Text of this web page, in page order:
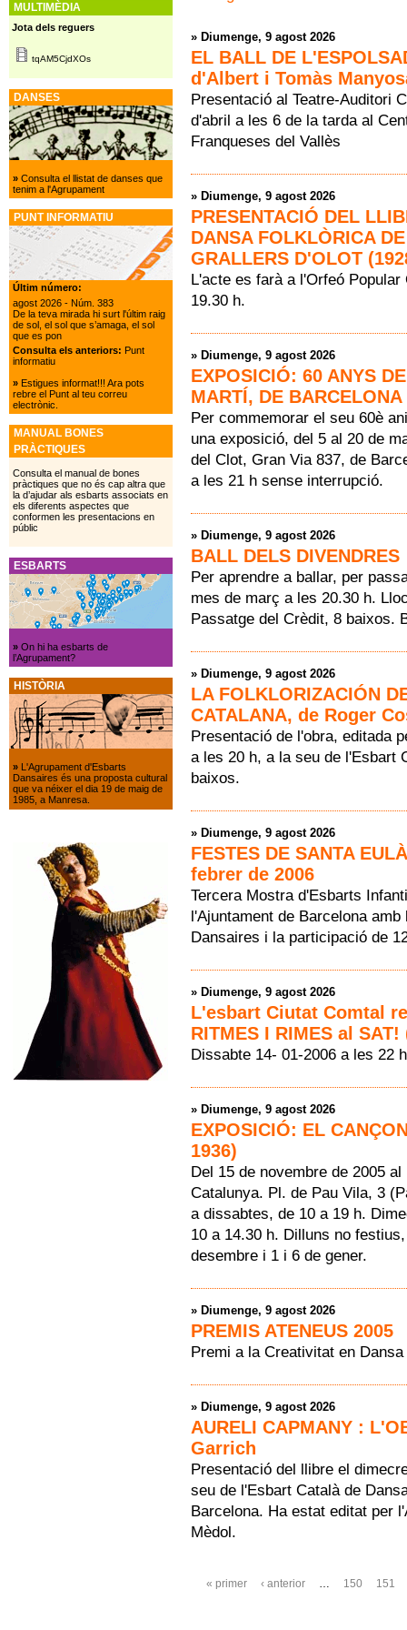
» Diumenge, 9 agost 2026
EL BALL DE
d'Albert i Tomàs
Presentació al Teatre-Auditori
d'abril a les 6 de la tarda al
Franqueses del Vallès
» Diumenge, 9 agost 2026
PRESENTACIÓ DEL
DANSA FOLKLÒRICA
GRALLERS D'OLOT
L'acte es farà a l'Orfeó
19.30 h.
» Diumenge, 9 agost 2026
EXPOSICIÓ: 60 ANYS
MARTÍ, DE BARCELONA
Per commemorar el seu 60è
una exposició, del 5 al 20 de
del Clot, Gran Via 837, de
a les 21 h sense interrupció.
» Diumenge, 9 agost 2026
BALL DELS DIVENDRES
Per aprendre a ballar, per
mes de març a les 20.30 h.
Passatge del Crèdit, 8 baixos.
» Diumenge, 9 agost 2026
LA FOLKLORIZACIÓN
CATALANA, de Roger
Presentació de l'obra, editada
a les 20 h, a la seu de l'Esbart
baixos.
» Diumenge, 9 agost 2026
FESTES DE SANTA
febrer de 2006
Tercera Mostra d'Esbarts
l'Ajuntament de Barcelona
Dansaires i la participació de
» Diumenge, 9 agost 2026
L'esbart Ciutat Comtal
RITMES I RIMES al
Dissabte 14- 01-2006 a les 22
» Diumenge, 9 agost 2026
EXPOSICIÓ: EL
1936)
Del 15 de novembre de 2005
Catalunya. Pl. de Pau Vila, 3
a dissabtes, de 10 a 19 h.
10 a 14.30 h. Dilluns no
desembre i 1 i 6 de gener.
» Diumenge, 9 agost 2026
PREMIS ATENEUS 2005
Premi a la Creativitat en
» Diumenge, 9 agost 2026
AURELI CAPMANY :
Garrich
Presentació del llibre el
seu de l'Esbart Català de
Barcelona. Ha estat editat per
Mèdol.
Pàgines
« primer ‹ anterior 150 151
MULTIMÈDIA
Jota dels reguers
tqAM5CjdXOs
DANSES
»Consulta el llistat de danses que
tenim a l'Agrupament
PUNT INFORMATIU
Últim número:
agost 2026 - Núm. 383
De la teva mirada hi surt l'últim raig
de sol, el sol que s’amaga, el sol
que es pon
Consulta els anteriors: Punt
informatiu
»Estigues informat!!! Ara pots
rebre el Punt al teu correu
electrònic.
MANUAL BONES
PRÀCTIQUES
Consulta el manual de bones
pràctiques que no és cap altra que
la d’ajudar als esbarts associats en
els diferents aspectes que
conformen les presentacions en
públic
ESBARTS
»On hi ha esbarts de
l’Agrupament?
HISTÒRIA
» L'Agrupament d'Esbarts
Dansaires és una proposta cultural
que va néixer el dia 19 de maig de
1985, a Manresa.